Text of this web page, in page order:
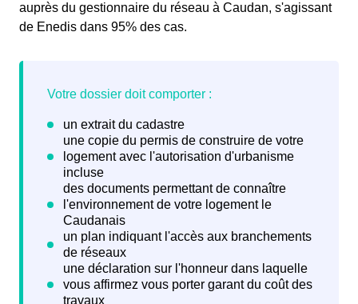
auprès du gestionnaire du réseau à Caudan, s'agissant
de Enedis dans 95% des cas.